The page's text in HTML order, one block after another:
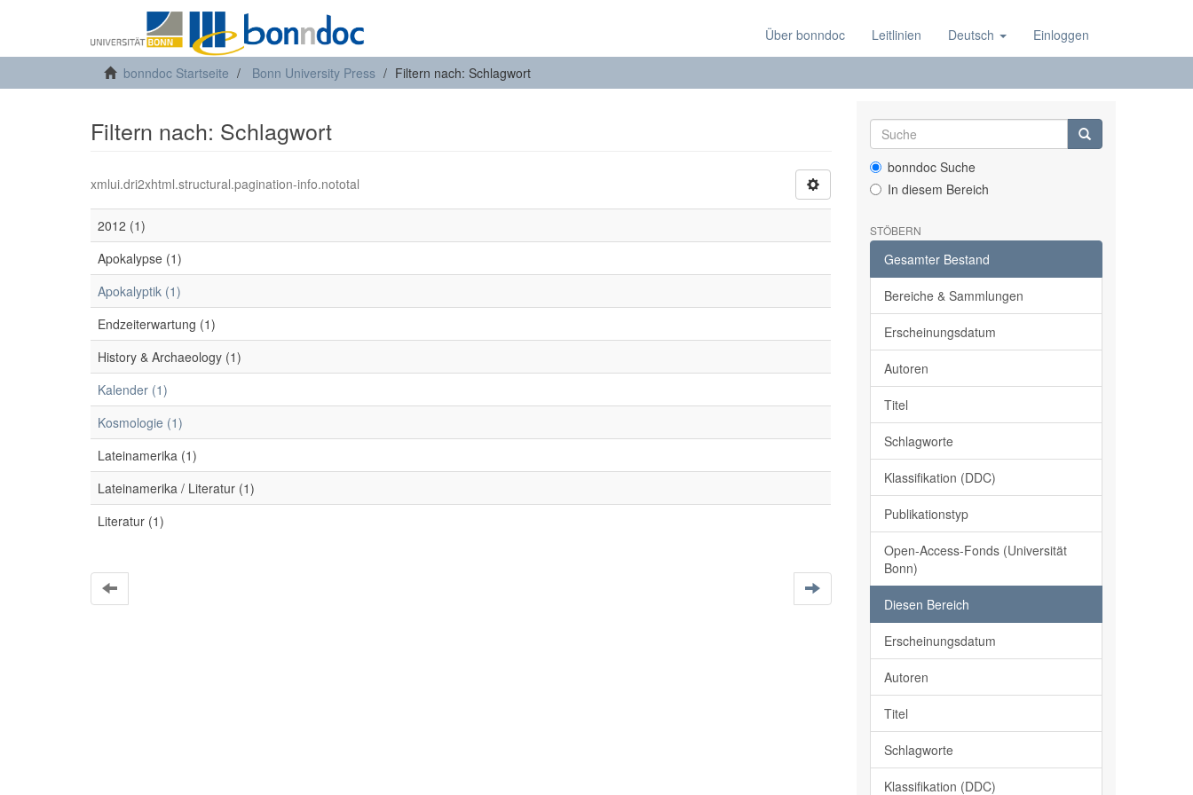
Über bonndoc Leitlinien Deutsch Einloggen
bonndoc Startseite Bonn University Press Filtern nach: Schlagwort
Filtern nach: Schlagwort
xmlui.dri2xhtml.structural.pagination-info.nototal
2012 (1)
Apokalypse (1)
Apokalyptik (1)
Endzeiterwartung (1)
History & Archaeology (1)
Kalender (1)
Kosmologie (1)
Lateinamerika (1)
Lateinamerika / Literatur (1)
Literatur (1)
bonndoc Suche
In diesem Bereich
STÖBERN
Gesamter Bestand
Bereiche & Sammlungen
Erscheinungsdatum
Autoren
Titel
Schlagworte
Klassifikation (DDC)
Publikationstyp
Open-Access-Fonds (Universität
Bonn)
Diesen Bereich
Erscheinungsdatum
Autoren
Titel
Schlagworte
Klassifikation (DDC)